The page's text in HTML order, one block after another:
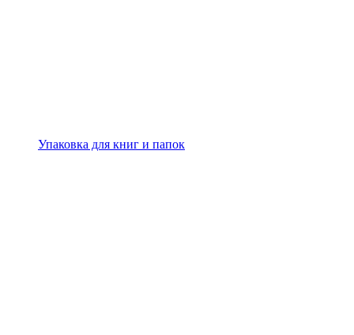
Упаковка для книг и папок